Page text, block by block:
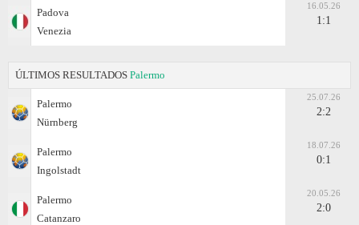
Padova
Venezia
16.05.26
1:1
ÚLTIMOS RESULTADOS Palermo
Palermo
Nürnberg
25.07.26
2:2
Palermo
Ingolstadt
18.07.26
0:1
Palermo
Catanzaro
20.05.26
2:0